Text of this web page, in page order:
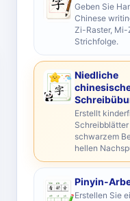
Geben Sie
Chinese
Zi-Raster, Mi-
Strichfolge.
Niedliche
Erstellt
schwarzem
hellen
Pinyin-
Erstellen Sie